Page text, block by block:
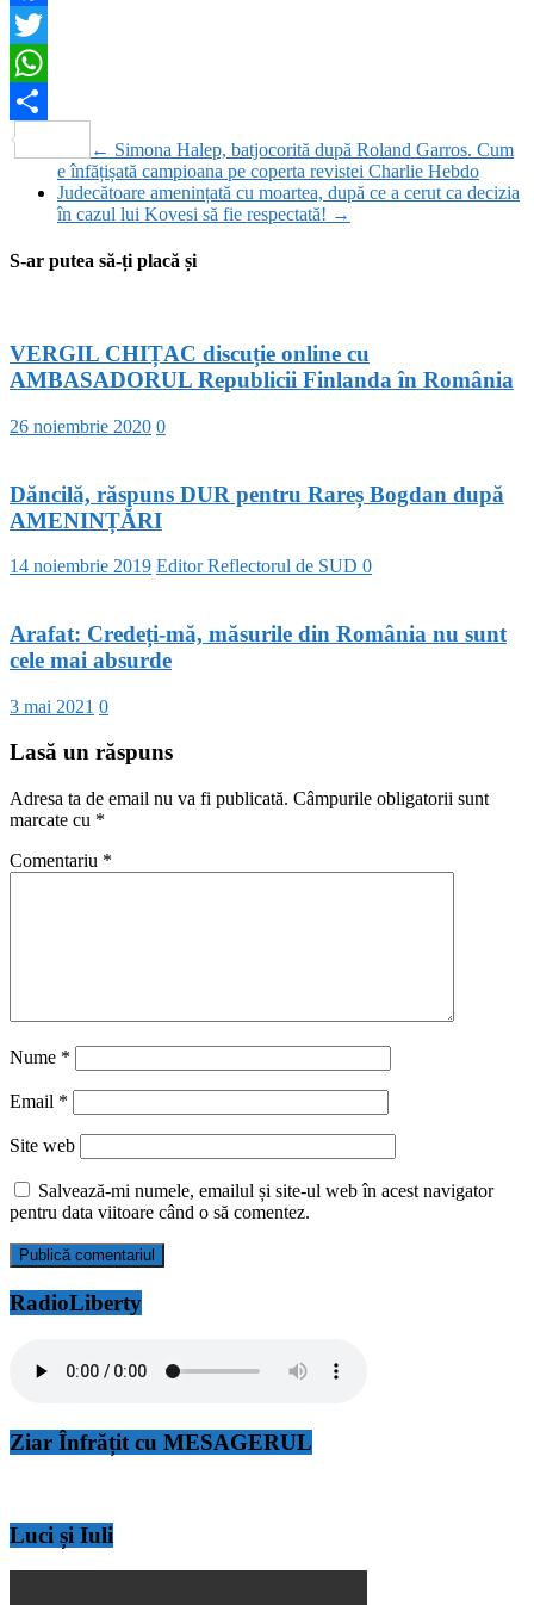
Facebook
Twitter
WhatsApp
Partajează
← Simona Halep, batjocorită după Roland Garros. Cum
e înfățișată campioana pe coperta revistei Charlie Hebdo
Judecătoare amenințată cu moartea, după ce a cerut ca decizia
în cazul lui Kovesi să fie respectată! →
S-ar putea să-ți placă și
VERGIL CHIȚAC discuție online cu
AMBASADORUL Republicii Finlanda în România
26 noiembrie 2020 0
Dăncilă, răspuns DUR pentru Rareș Bogdan după
AMENINȚĂRI
14 noiembrie 2019 Editor Reflectorul de SUD 0
Arafat: Credeți-mă, măsurile din România nu sunt
cele mai absurde
3 mai 2021 0
Lasă un răspuns
Adresa ta de email nu va fi publicată. Câmpurile obligatorii sunt
marcate cu *
Comentariu *
Nume *
Email *
Site web
Salvează-mi numele, emailul și site-ul web în acest navigator
pentru data viitoare când o să comentez.
RadioLiberty
Ziar Înfrățit cu MESAGERUL
Luci și Iuli